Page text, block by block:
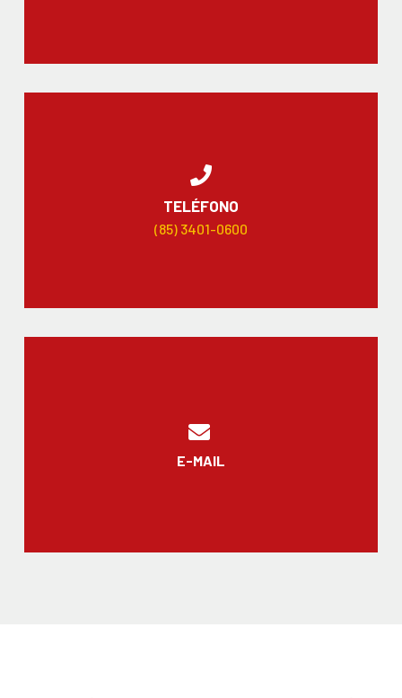
TELÉFONO
(85) 3401-0600
E-MAIL